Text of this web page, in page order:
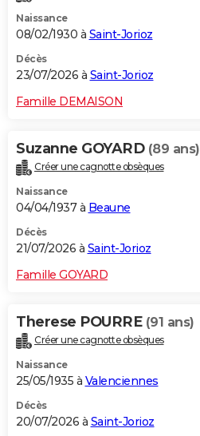
Destinations
City break
Voyage nature
Voyage de noces
Forum
Climat
+PHOTO
GUIDES D'ACHAT
Carte de Noël
Carte Bonne année
Carte Saint-Valentin
Carte Pâques
Carte d'anniversaire
DICTIONNAIRE
Dictionnaire
Biographies
Citations
Expressions
Proverbes
PROGRAMME TV
S'inscrire
Se connecter
Lycées
Collèges
Primaires
Universités
Entreprises
Service militaire
Avis de recherche
AVIS DE DÉCÈS
FORUM
Bricolage
Lifestyle
Culture
Sport
Auto
Television
Voyage
Cinema
Naissance
08/02/1930 à Saint-Jorioz
Décès
23/07/2026 à Saint-Jorioz
Famille DEMAISON
Suzanne GOYARD (89 ans)
Créer une cagnotte obsèques
Naissance
04/04/1937 à Beaune
Décès
21/07/2026 à Saint-Jorioz
Famille GOYARD
Therese POURRE (91 ans)
Créer une cagnotte obsèques
Naissance
25/05/1935 à Valenciennes
Décès
20/07/2026 à Saint-Jorioz